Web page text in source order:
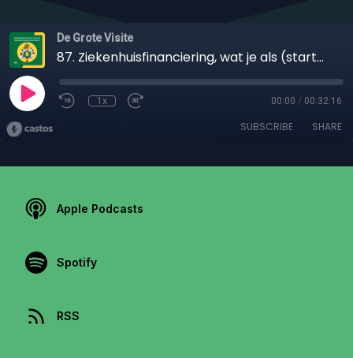
De Grote Visite
87. Ziekenhuisfinanciering, wat je als (startend) internist moet weten!
1x 00:00 / 00:32:16
SUBSCRIBE SHARE
Apple Podcasts
Spotify
RSS